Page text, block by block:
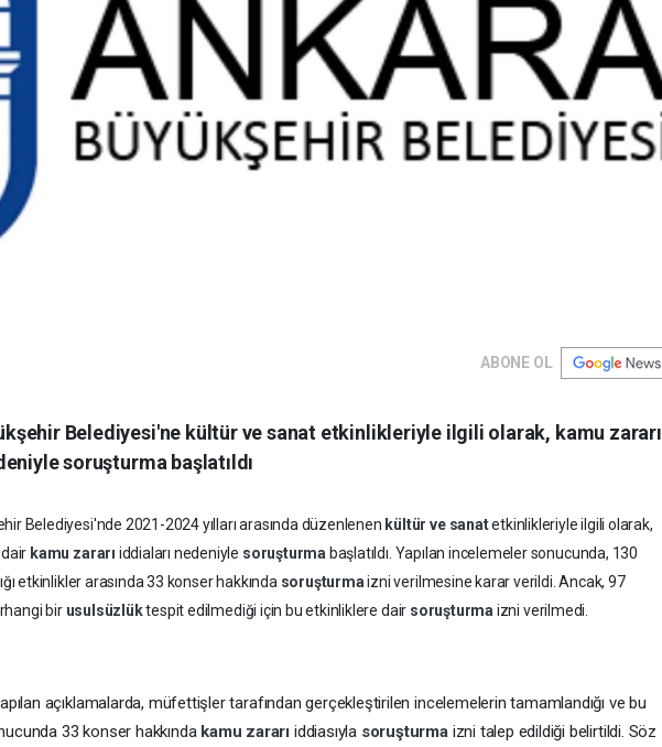
ABONE OL
Belediyesi'ne kültür ve sanat etkinlikleriyle ilgili olarak, kamu zararı
soruşturma başlatıldı
Belediyesi'nde 2021-2024 yılları arasında düzenlenen kültür ve sanatetkinlikleriyle ilgili olarak,
kamu zararı iddiaları nedeniyle soruşturma başlatıldı. Yapılan incelemeler sonucunda, 130
etkinlikler arasında 33 konser hakkında soruşturmaizni verilmesine karar verildi. Ancak, 97
bir usulsüzlüktespit edilmediği için bu etkinliklere dair soruşturma izni verilmedi.
açıklamalarda, müfettişler tarafından gerçekleştirilen incelemelerin tamamlandığı ve bu
33 konser hakkında kamu zararı iddiasıyla soruşturma izni talep edildiği belirtildi. Söz